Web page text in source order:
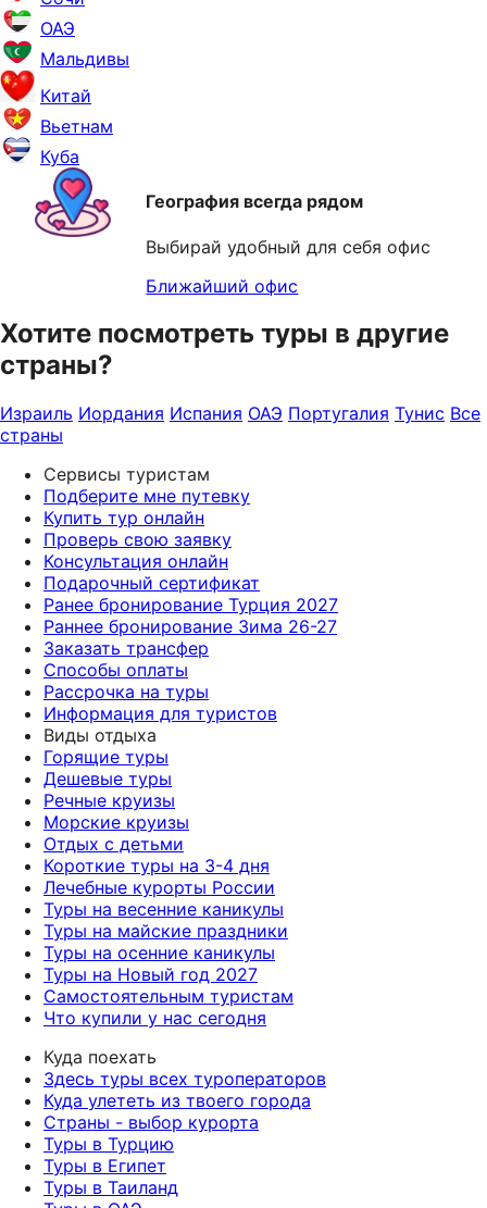
ОАЭ
Мальдивы
Китай
Вьетнам
Куба
География всегда рядом
Выбирай удобный для себя офис
Ближайший офис
Хотите посмотреть туры в другие
страны?
Израиль Иордания Испания ОАЭ Португалия Тунис Все
страны
Сервисы туристам
Подберите мне путевку
Купить тур онлайн
Проверь свою заявку
Консультация онлайн
Подарочный сертификат
Ранее бронирование Турция 2027
Раннее бронирование Зима 26-27
Заказать трансфер
Способы оплаты
Рассрочка на туры
Информация для туристов
Виды отдыха
Горящие туры
Дешевые туры
Речные круизы
Морские круизы
Отдых с детьми
Короткие туры на 3-4 дня
Лечебные курорты России
Туры на весенние каникулы
Туры на майские праздники
Туры на осенние каникулы
Туры на Новый год 2027
Самостоятельным туристам
Что купили у нас сегодня
Куда поехать
Здесь туры всех туроператоров
Куда улететь из твоего города
Страны - выбор курорта
Туры в Турцию
Туры в Египет
Туры в Таиланд